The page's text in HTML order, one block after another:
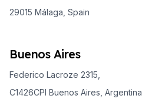
29015 Málaga, Spain
Buenos Aires
Federico Lacroze 2315,
C1426CPI Buenos Aires, Argentina